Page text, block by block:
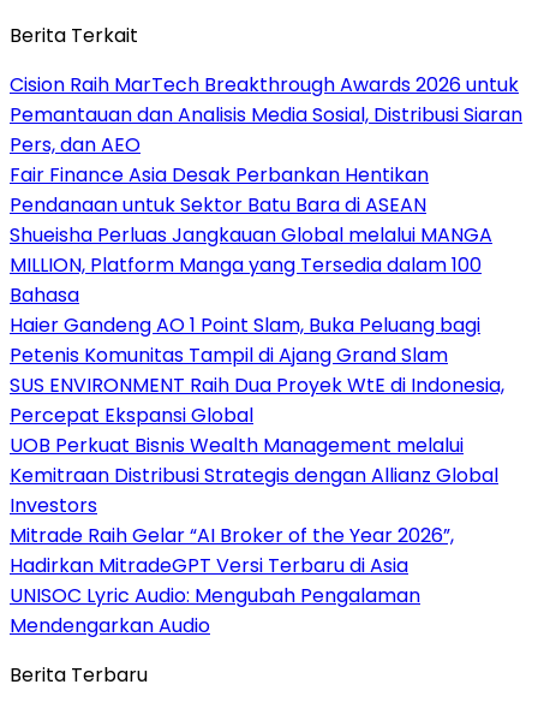
Berita Terkait
Cision Raih MarTech Breakthrough Awards 2026 untuk
Pemantauan dan Analisis Media Sosial, Distribusi Siaran
Pers, dan AEO
Fair Finance Asia Desak Perbankan Hentikan
Pendanaan untuk Sektor Batu Bara di ASEAN
Shueisha Perluas Jangkauan Global melalui MANGA
MILLION, Platform Manga yang Tersedia dalam 100
Bahasa
Haier Gandeng AO 1 Point Slam, Buka Peluang bagi
Petenis Komunitas Tampil di Ajang Grand Slam
SUS ENVIRONMENT Raih Dua Proyek WtE di Indonesia,
Percepat Ekspansi Global
UOB Perkuat Bisnis Wealth Management melalui
Kemitraan Distribusi Strategis dengan Allianz Global
Investors
Mitrade Raih Gelar “AI Broker of the Year 2026”,
Hadirkan MitradeGPT Versi Terbaru di Asia
UNISOC Lyric Audio: Mengubah Pengalaman
Mendengarkan Audio
Berita Terbaru